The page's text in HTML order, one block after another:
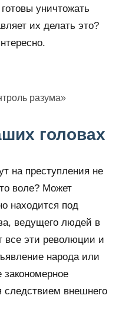
уничтожать
их делать это?
разума»
головах
на преступления не
воле? Может
находится под
ведущего людей в
все эти революции и
народа или
закономерное
следствием внешнего